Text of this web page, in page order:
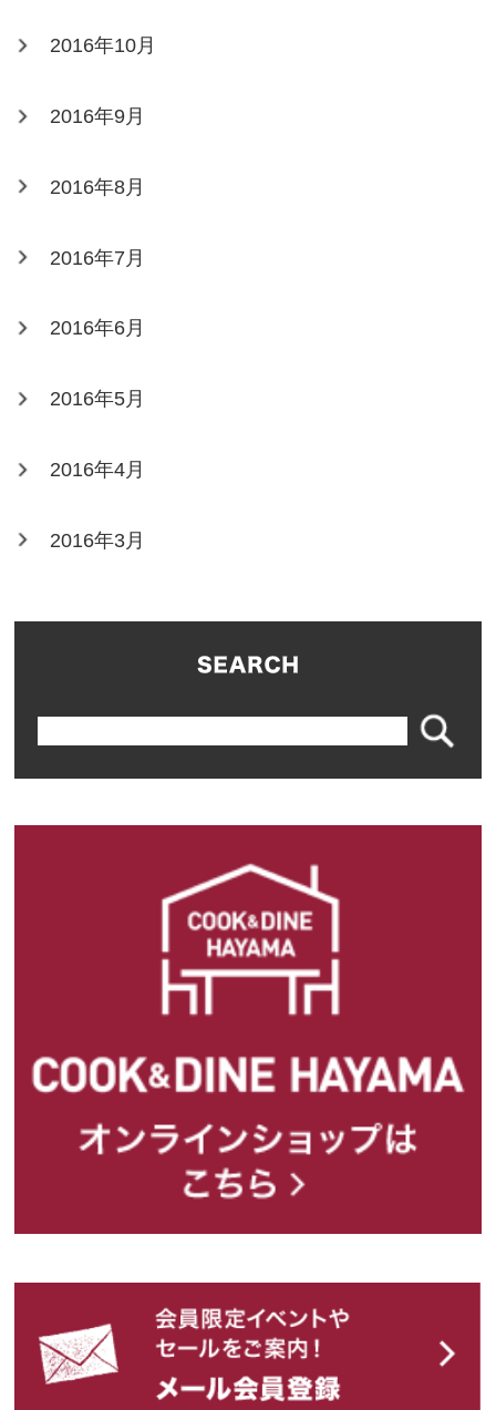
2016年10月
2016年9月
2016年8月
2016年7月
2016年6月
2016年5月
2016年4月
2016年3月